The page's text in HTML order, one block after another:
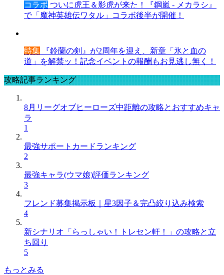
コラボ ついに虎王＆影虎が来た！『鋼嵐 - メカラシ』
で「魔神英雄伝ワタル」コラボ後半が開催！
特集 『鈴蘭の剣』が2周年を迎え、新章「氷と血の
道」を解禁ッ！記念イベントの報酬もお見逃し無く！
攻略記事ランキング
8月リーグオブヒーローズ中距離の攻略とおすすめキャ
ラ
1
最強サポートカードランキング
2
最強キャラ(ウマ娘)評価ランキング
3
フレンド募集掲示板｜星3因子＆完凸絞り込み検索
4
新シナリオ「らっしゃい！トレセン軒！」の攻略と立
ち回り
5
もっとみる